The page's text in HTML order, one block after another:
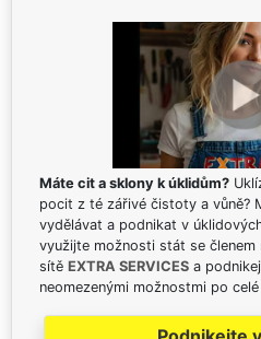
Máte cit a sklony k úklidům?
pocit z té zářivé čistoty a vůně?
vydělávat a podnikat v
využijte možnosti stát se členem
sítě EXTRA SERVICES a
neomezenými možnostmi po